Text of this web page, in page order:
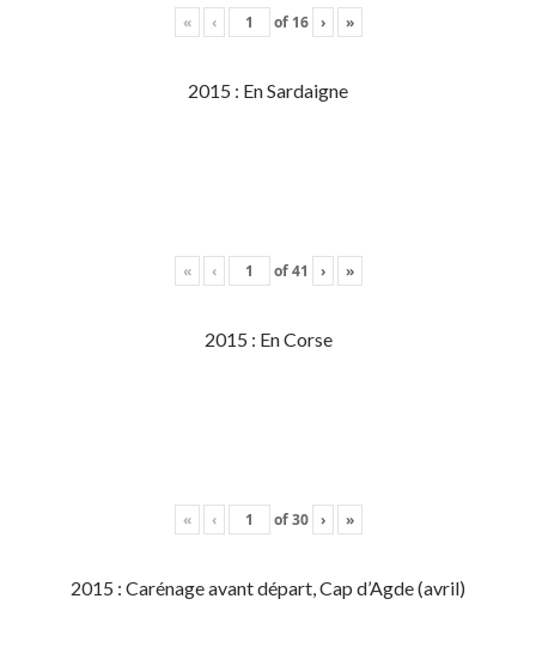
« ‹ of 16 › »
2015 : En Sardaigne
« ‹ of41 › »
2015 : En Corse
« ‹ of30 › »
2015 : Carénage avant départ, Cap d’Agde (avril)